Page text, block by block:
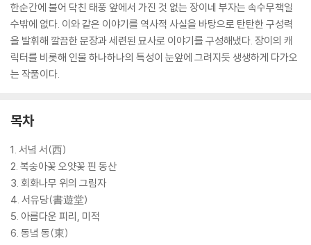
한순간에 불어 닥친 태풍 앞에서 가진 것 없는 장이네 부자는 속수무책일
수밖에 없다. 이와 같은 이야기를 역사적 사실을 바탕으로 탄탄한 구성력
을 발휘해 깔끔한 문장과 세련된 묘사로 이야기를 구성해냈다. 장이의 캐
릭터를 비롯해 인물 하나하나의 특성이 눈앞에 그려지듯 생생하게 다가오
는 작품이다.
목차
1. 서녘 서(西)
2. 복숭아꽃 오얏꽃 핀 동산
3. 회화나무 위의 그림자
4. 서유당(書遊堂)
5. 아름다운 피리, 미적
6. 동녘 동(東)